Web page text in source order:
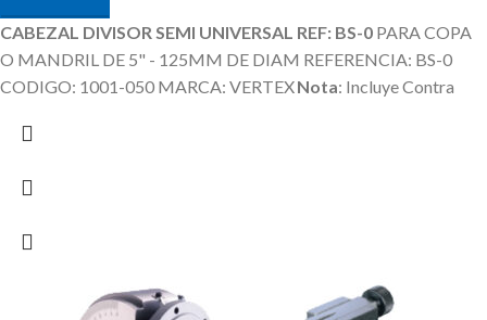
CABEZAL DIVISOR SEMI UNIVERSAL REF: BS-0 PARA COPA
O MANDRIL DE 5" - 125MM DE DIAM REFERENCIA: BS-0
CODIGO: 1001-050 MARCA: VERTEXNota: Incluye Contra
Adicional que no esta incluido en el Precio